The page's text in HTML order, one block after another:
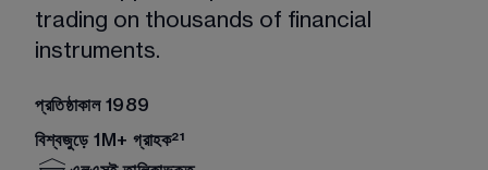
trading on thousands of financial
instruments.
প্রতিষ্ঠাকাল 1989
বিশ্বজুড়ে 1M+ গ্রাহক²¹